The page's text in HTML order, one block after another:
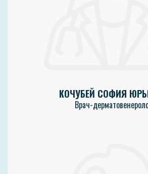
КОЧУБЕЙ СОФИЯ
Врач-